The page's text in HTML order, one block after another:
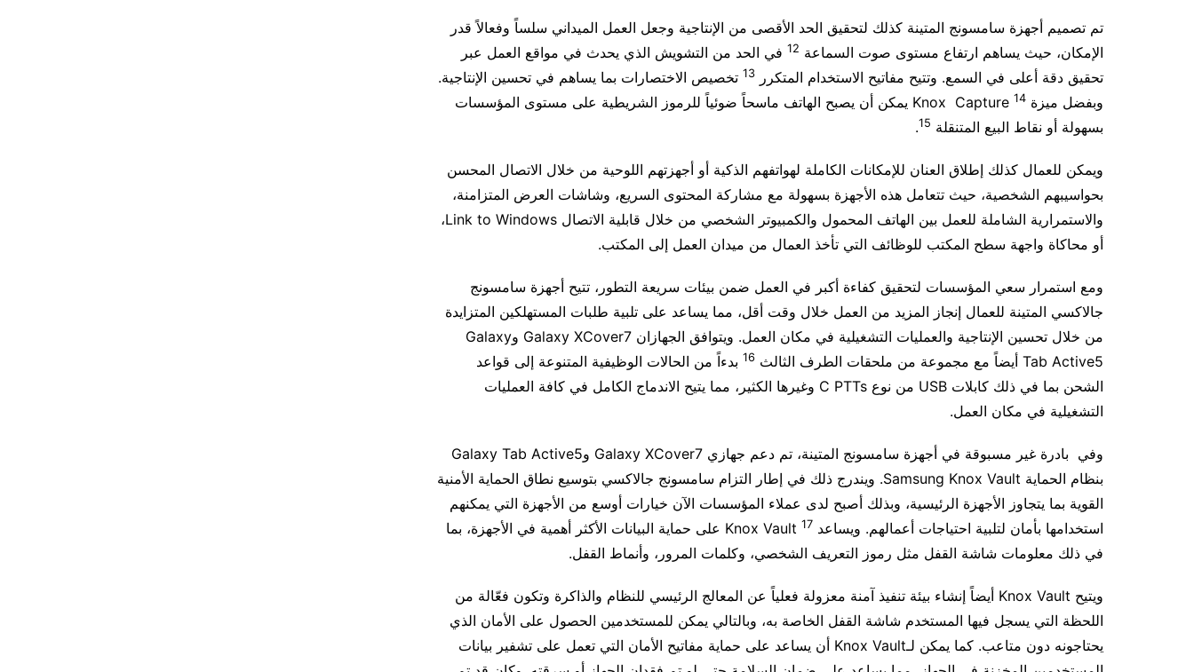
تم تصميم أجهزة سامسونج المتينة كذلك لتحقيق الحد الأقصى من الإنتاجية وجعل العمل الميداني سلساً وفعالاً قدر
الإمكان، حيث يساهم ارتفاع مستوى صوت السماعة 12 في الحد من التشويش الذي يحدث في مواقع العمل عبر
تحقيق دقة أعلى في السمع. وتتيح مفاتيح الاستخدام المتكرر
13 تخصيص الاختصارات بما يساهم في تحسين الإنتاجية.
وبفضل ميزة Knox Capture 14
يمكن أن يصبح الهاتف ماسحاً ضوئياً للرموز الشريطية على مستوى المؤسسات
بسهولة أو نقاط البيع المتنقلة 15
.
ويمكن للعمال كذلك إطلاق العنان للإمكانات الكاملة لهواتفهم الذكية أو أجهزتهم اللوحية من خلال الاتصال المحسن
بحواسيبهم الشخصية، حيث تتعامل هذه الأجهزة بسهولة مع مشاركة المحتوى السريع، وشاشات العرض المتزامنة،
والاستمرارية الشاملة للعمل بين الهاتف المحمول والكمبيوتر الشخصي من خلال قابلية الاتصال Link to Windows،
أو محاكاة واجهة سطح المكتب للوظائف التي تأخذ العمال من ميدان العمل إلى المكتب.
ومع استمرار سعي المؤسسات لتحقيق كفاءة أكبر في العمل ضمن بيئات سريعة التطور، تتيح أجهزة سامسونج
جالاكسي المتينة للعمال إنجاز المزيد من العمل خلال وقت أقل، مما يساعد على تلبية طلبات المستهلكين المتزايدة
من خلال تحسين الإنتاجية والعمليات التشغيلية في مكان العمل. ويتوافق الجهازان Galaxy XCover7 وGalaxy
Tab Active5 أيضاً مع مجموعة من ملحقات الطرف الثالث
16 بدءاً من الحالات الوظيفية المتنوعة إلى قواعد
الشحن بما في ذلك كابلات USB من نوع C PTTs وغيرها الكثير، مما يتيح الاندماج الكامل في كافة العمليات
التشغيلية في مكان العمل.
وفي بادرة غير مسبوقة في أجهزة سامسونج المتينة، تم دعم جهازي Galaxy XCover7 وGalaxy Tab Active5
بنظام الحماية Samsung Knox Vault. ويندرج ذلك في إطار التزام سامسونج جالاكسي بتوسيع نطاق الحماية الأمنية
القوية بما يتجاوز الأجهزة الرئيسية، وبذلك أصبح لدى عملاء المؤسسات الآن خيارات أوسع من الأجهزة التي يمكنهم
استخدامها بأمان لتلبية احتياجات أعمالهم. ويساعد Knox Vault 17
على حماية البيانات الأكثر أهمية في الأجهزة، بما
في ذلك معلومات شاشة القفل مثل رموز التعريف الشخصي، وكلمات المرور، وأنماط القفل.
ويتيح Knox Vault أيضاً إنشاء بيئة تنفيذ آمنة معزولة فعلياً عن المعالج الرئيسي للنظام والذاكرة وتكون فعّالة من
اللحظة التي يسجل فيها المستخدم شاشة القفل الخاصة به، وبالتالي يمكن للمستخدمين الحصول على الأمان الذي
يحتاجونه دون متاعب. كما يمكن لـKnox Vault أن يساعد على حماية مفاتيح الأمان التي تعمل على تشفير بيانات